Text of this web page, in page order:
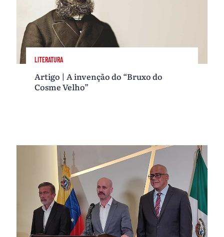
LITERATURA
Artigo | A invenção do “Bruxo do
Cosme Velho”